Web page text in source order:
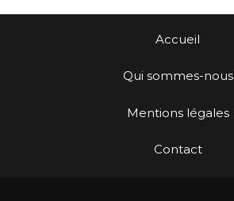
Accueil
Qui sommes-nous
Mentions légales
Contact